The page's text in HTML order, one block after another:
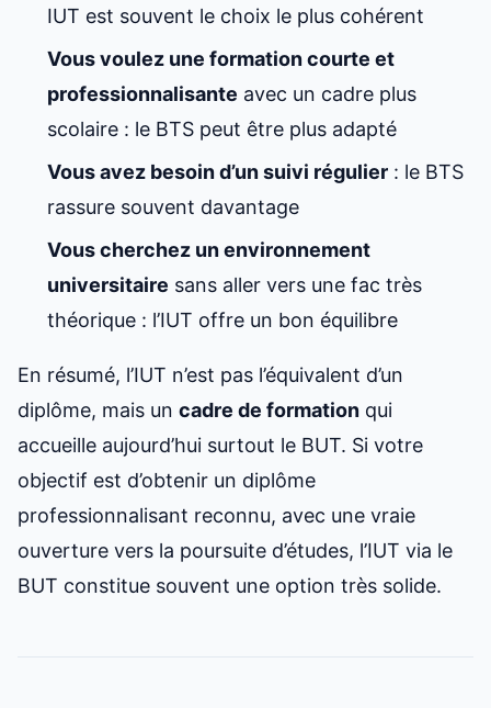
IUT est souvent le choix le plus cohérent
Vous voulez une formation courte et
professionnalisante avec un cadre plus
scolaire : le BTS peut être plus adapté
Vous avez besoin d’un suivi régulier : le BTS
rassure souvent davantage
Vous cherchez un environnement
universitaire sans aller vers une fac très
théorique : l’IUT offre un bon équilibre
En résumé, l’IUT n’est pas l’équivalent d’un
diplôme, mais un cadre de formation qui
accueille aujourd’hui surtout le BUT. Si votre
objectif est d’obtenir un diplôme
professionnalisant reconnu, avec une vraie
ouverture vers la poursuite d’études, l’IUT via le
BUT constitue souvent une option très solide.